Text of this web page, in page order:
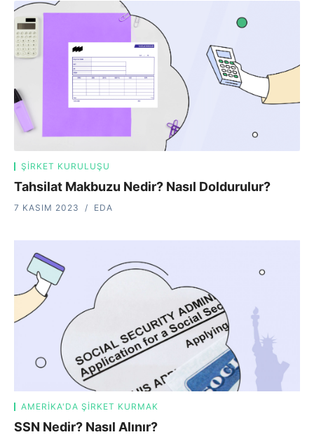
ŞIRKET KURULUŞU
Tahsilat Makbuzu Nedir? Nasıl Doldurulur?
7 KASIM 2023 EDA
AMERIKA'DA ŞIRKET KURMAK
SSN Nedir? Nasıl Alınır?